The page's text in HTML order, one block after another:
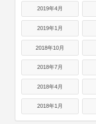
2019年4月
2019年1月
2018年10月
2018年7月
2018年4月
2018年1月